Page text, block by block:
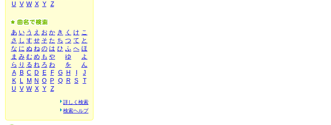
U V W X Y Z
あ い う え お か き く け こ
さ し す せ そ た ち つ て と
な に ぬ ね の は ひ ふ へ ほ
ま み む め も や ゆ
よ
ら り る れ ろ わ を
ん
A
B C D E F G H
J
K
L M N O P Q R S
T
U V W X Y Z
詳しく検索
検索ヘルプ